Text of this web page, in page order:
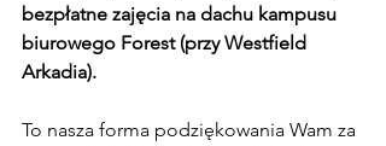
bezpłatne zajęcia na dachu kampusu
biurowego Forest (przy Westfield
Arkadia).
To nasza forma podziękowania Wam za